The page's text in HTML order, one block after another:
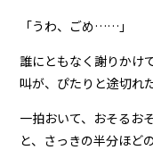
「うわ、ごめ……」
誰にともなく謝りかけ
叫が、ぴたりと途切れ
一拍おいて、おそるお
と、さっきの半分ほど